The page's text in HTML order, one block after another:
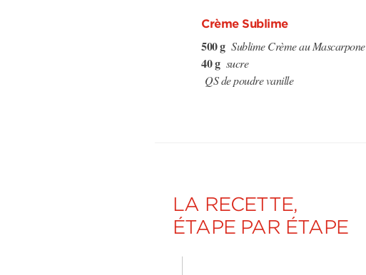
Crème Sublime
500 g Sublime Crème au Mascarpone
40 g sucre
QS de poudre vanille
LA RECETTE,
ÉTAPE PAR ÉTAPE